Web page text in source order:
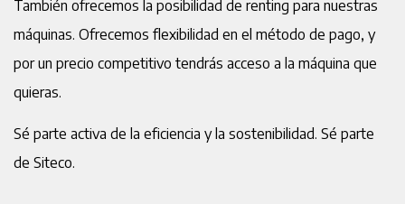
También ofrecemos la posibilidad de renting para nuestras
máquinas. Ofrecemos flexibilidad en el método de pago, y
por un precio competitivo tendrás acceso a la máquina que
quieras.
Sé parte activa de la eficiencia y la sostenibilidad. Sé parte
de Siteco.